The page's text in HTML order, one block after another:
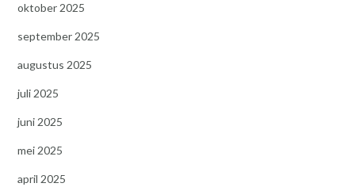
oktober 2025
september 2025
augustus 2025
juli 2025
juni 2025
mei 2025
april 2025